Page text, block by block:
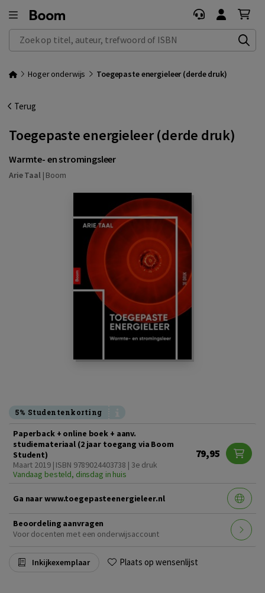
Zoek op titel, auteur, trefwoord of ISBN
Hoger onderwijs Toegepaste energieleer (derde druk)
Terug
Toegepaste energieleer (derde druk)
Warmte- en stromingsleer
Arie Taal| Boom
5% Studentenkorting
Paperback + online boek + aanv.
studiemateriaal (2 jaar toegang via Boom
Student)
Maart 2019 | ISBN 9789024403738 | 3e druk
Vandaag besteld, dinsdag in huis
79,95
Ga naar www.toegepasteenergieleer.nl
Beoordeling aanvragen
Voor docenten met een onderwijsaccount
Inkijkexemplaar Plaats op wensenlijst